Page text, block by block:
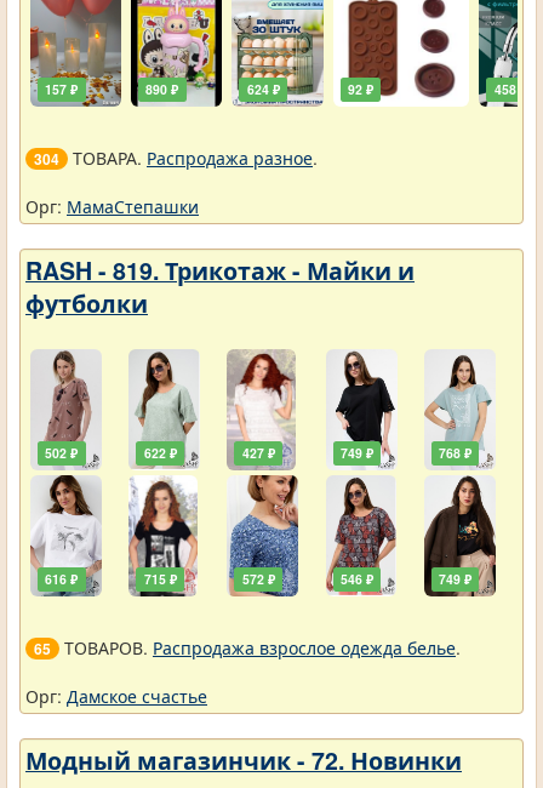
157 ₽ 890 ₽ 624 ₽ 92 ₽ 458 ₽
304 ТОВАРА. Распродажа разное.
Орг: МамаСтепашки
RASH - 819. Трикотаж - Майки и
футболки
502 ₽
616 ₽
622 ₽
715 ₽
427 ₽
572 ₽
749 ₽
546 ₽
768 ₽
749 ₽
65 ТОВАРОВ. Распродажа взрослое одежда белье.
Орг: Дамское счастье
Модный магазинчик - 72. Новинки